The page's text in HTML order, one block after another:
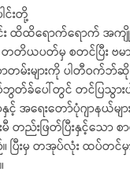
င်းတို့
ထိထိရောက်ရောက် အကျိုး
ယပတ်မှ စတင်ပြီး ဗမာ
ာတမ်းများကို ပါတီဝက်
ခ်ပေါ်တွင် တင်ပြသွားပ
င့် အရေးတော်ပုံဂျာနယ်မ
ည်းဖြတ်ပြီးနှင့်သော စ
ပြီးမှ တအုပ်လုံး ထပ်တင်မှာ